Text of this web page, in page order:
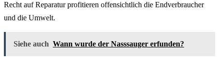
Recht auf Reparatur profitieren offensichtlich die Endverbraucher
und die Umwelt.
Siehe auch Wann wurde der Nasssauger erfunden?